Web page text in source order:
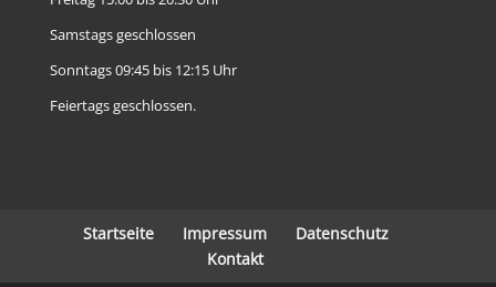
Samstags geschlossen
Sonntags 09:45 bis 12:15 Uhr
Feiertags geschlossen.
Startseite Impressum
Datenschutz
Kontakt